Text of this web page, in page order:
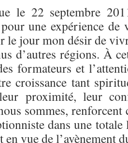
le 22 septembre
une expérience de
le jour mon désir de
d’autres régions. À
formateurs et
croissance tant
proximité, leur
sommes,
dans une
vue de l’avènement